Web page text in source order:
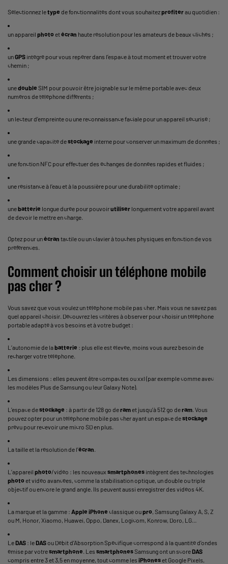
Sélectionnez letype de fonctionnalités dont vous souhaitezprofiterau quotidien :
un appareil photo etécran haute résolution pour les amateurs de beaux clichés ;
unGPS intégré pour vous repérer dans l’espace à tout moment et trouver votre
chemin ;
unedouble SIM pour pouvoir être joignable sur le même portable avec deux
numéros de téléphone différents ;
un lecteur d’empreinte ou une reconnaissance faciale pour un appareil sécurisé ;
une grande capacité destockage interne pour conserver un maximum de données ;
une fonction NFC pour effectuer des échanges de données rapides et fluides ;
une résistance à l’eau et à la poussière pour une durabilité optimale ;
unebatterie longue durée pour pouvoirutiliser longuement votre appareil avant
de devoir le mettre en charge.
Optez pour unécran tactile ou un clavier à touches physiques en fonction de vos
préférences.
Comment choisir un téléphone mobile
pas cher ?
Vous savez que vous voulez un téléphone mobile pas cher. Mais vous ne savez pas
quel appareil choisir. Découvrez les critères à observer pour choisir un téléphone
portable adapté à vos besoins et à votre budget :
L’autonomie de labatterie : plus elle est élevée, moins vous aurez besoin de
recharger votre téléphone.
Les dimensions : elles peuvent être compactes ou xxl (par exemple comme avec
les modèles Plus de Samsung ou leur Galaxy Note).
L’espace destockage : à partir de 128 go deramet jusqu’à 512 go deram . Vous
pouvez opter pour un téléphone mobile pas cher ayant un espace destockage
prévu pour recevoir une micro SD en plus.
La taille et la résolution de l’écran
L’appareil photo/vidéo : les nouveaux smartphones intègrent des technologies
photo et vidéo avancées, comme la stabilisation optique, un double ou triple
objectif ou encore le grand angle. Ils peuvent aussi enregistrer des vidéos 4K.
La marque et la gamme : Apple iPhone classique oupro , Samsung Galaxy A, S, Z
ou M, Honor, Xiaomo, Huawei, Oppo, Danex, Logicom, Konrow, Doro, LG…
LeDAS : leDASou Débit d’Absorption Spécifique correspond à la quantité d’ondes
émise par votresmartphone . Les smartphonesSamsung ont un scoreDAS
compris entre 3 et 3,5 en moyenne, tout comme les iPhoneset Google Pixels,